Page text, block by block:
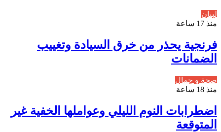
لبنان
منذ 17 ساعة
فرنجية يحذر من خرق السيادة وتغييب
الضمانات
صحة و جمال
منذ 18 ساعة
اضطرابات النوم الليلي وعواملها الخفية غير
المتوقعة